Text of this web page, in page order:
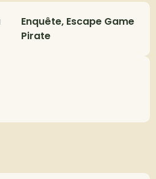
Enquête, Escape Game
Pirate